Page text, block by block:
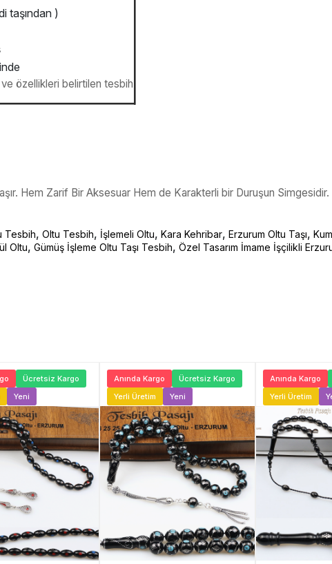
taşından )
özellikleri belirtilen tesbih
Hem Zarif Bir Aksesuar Hem de Karakterli bir Duruşun Simgesidir.
Tesbih, Oltu Tesbih, İşlemeli Oltu, Kara Kehribar, Erzurum Oltu Taşı,
Oltu, Gümüş İşleme Oltu Taşı Tesbih, Özel Tasarım İmame İşçilikli
Ücretsiz Kargo
Yeni
Anında Kargo
Ücretsiz Kargo
Yerli Üretim
Yeni
Anında Kargo
Yerli Üretim